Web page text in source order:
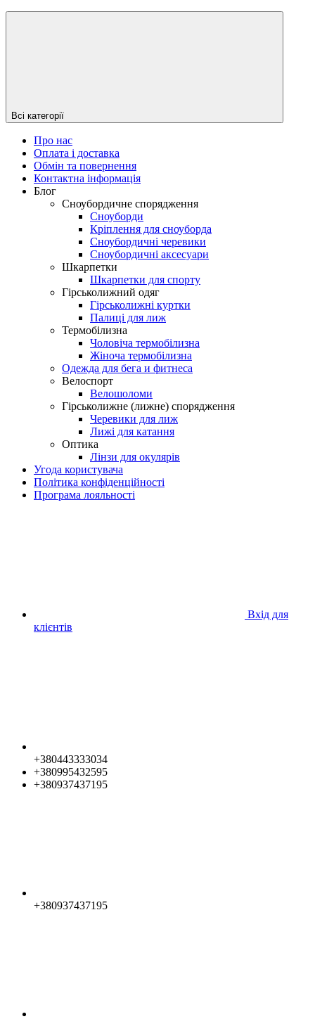
Всі категорії
Про нас
Оплата і доставка
Обмін та повернення
Контактна інформація
Блог
Сноубордичне спорядження
Сноуборди
Кріплення для сноуборда
Сноубордичні черевики
Сноубордичні аксесуари
Шкарпетки
Шкарпетки для спорту
Гірськолижний одяг
Гірськолижні куртки
Палиці для лиж
Термобілизна
Чоловіча термобілизна
Жіноча термобілизна
Одежда для бега и фитнеса
Велоспорт
Велошоломи
Гірськолижне (лижне) спорядження
Черевики для лиж
Лижі для катання
Оптика
Лінзи для окулярів
Угода користувача
Політика конфіденційності
Програма лояльності
Вхід для
клієнтів
+380443333034
+380995432595
+380937437195
+380937437195